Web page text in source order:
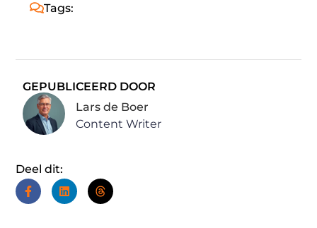
Tags:
GEPUBLICEERD DOOR
Lars de Boer
Content Writer
Deel dit: